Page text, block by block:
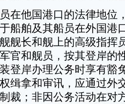
他国港口的法律地位
船舶及其船员在外国港
舰长和舰上的高级指挥
官和舰员，按其登岸的
登岸办理公务时享有豁
缉拿和审讯，应通过外
裁；非因公务活动在对